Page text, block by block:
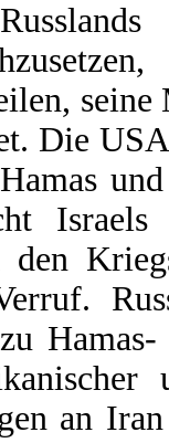
Die
an